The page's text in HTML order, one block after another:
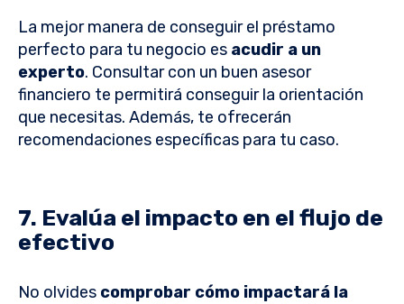
La mejor manera de conseguir el préstamo
perfecto para tu negocio es acudir a un
experto. Consultar con un buen asesor
financiero te permitirá conseguir la orientación
que necesitas. Además, te ofrecerán
recomendaciones específicas para tu caso.
7. Evalúa el impacto en el flujo de
efectivo
No olvides comprobar cómo impactará la